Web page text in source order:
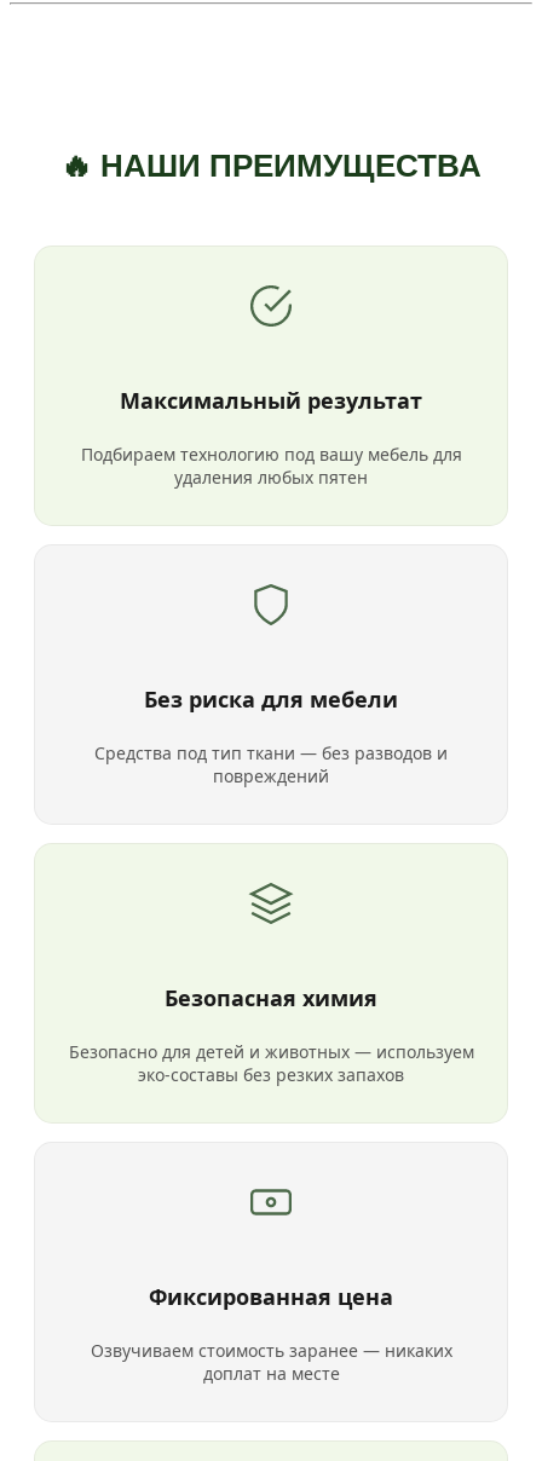
🔥 НАШИ ПРЕИМУЩЕСТВА
Максимальный результат
Подбираем технологию под вашу мебель для
удаления любых пятен
Без риска для мебели
Средства под тип ткани — без разводов и
повреждений
Безопасная химия
Безопасно для детей и животных — используем
эко-составы без резких запахов
Фиксированная цена
Озвучиваем стоимость заранее — никаких
доплат на месте